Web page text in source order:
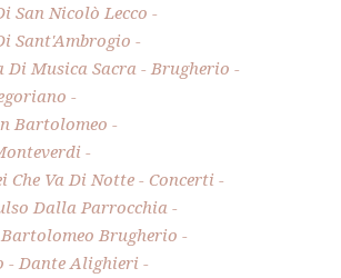
San Nicolò Lecco
Sant'Ambrogio
Di Musica Sacra
Brugherio
Bartolomeo
Che Va Di Notte
Concerti
Dalla Parrocchia
Bartolomeo Brugherio
Dante Alighieri